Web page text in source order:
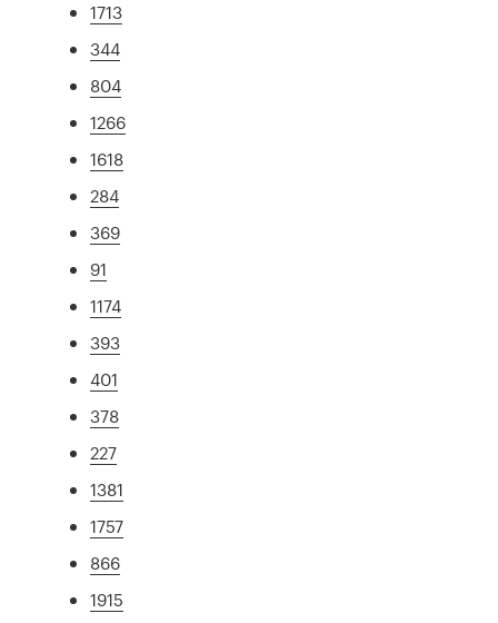
1713
344
804
1266
1618
284
369
91
1174
393
401
378
227
1381
1757
866
1915